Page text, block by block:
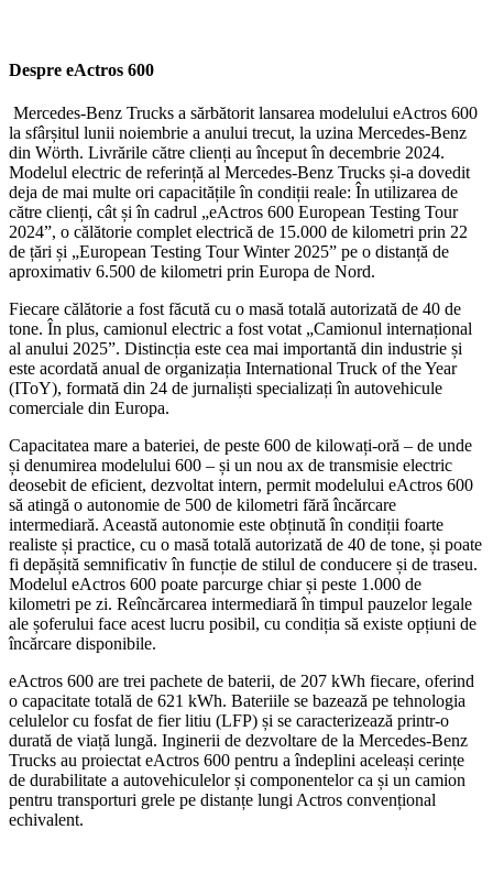
Despre eActros 600
Mercedes-Benz Trucks a sărbătorit lansarea modelului eActros 600
la sfârșitul lunii noiembrie a anului trecut, la uzina Mercedes-Benz
din Wörth. Livrările către clienți au început în decembrie 2024.
Modelul electric de referință al Mercedes-Benz Trucks și-a dovedit
deja de mai multe ori capacitățile în condiții reale: În utilizarea de
către clienți, cât și în cadrul „eActros 600 European Testing Tour
2024”, o călătorie complet electrică de 15.000 de kilometri prin 22
de țări și „European Testing Tour Winter 2025” pe o distanță de
aproximativ 6.500 de kilometri prin Europa de Nord.
Fiecare călătorie a fost făcută cu o masă totală autorizată de 40 de
tone. În plus, camionul electric a fost votat „Camionul internațional
al anului 2025”. Distincția este cea mai importantă din industrie și
este acordată anual de organizația International Truck of the Year
(IToY), formată din 24 de jurnaliști specializați în autovehicule
comerciale din Europa.
Capacitatea mare a bateriei, de peste 600 de kilowați-oră – de unde
și denumirea modelului 600 – și un nou ax de transmisie electric
deosebit de eficient, dezvoltat intern, permit modelului eActros 600
să atingă o autonomie de 500 de kilometri fără încărcare
intermediară. Această autonomie este obținută în condiții foarte
realiste și practice, cu o masă totală autorizată de 40 de tone, și poate
fi depășită semnificativ în funcție de stilul de conducere și de traseu.
Modelul eActros 600 poate parcurge chiar și peste 1.000 de
kilometri pe zi. Reîncărcarea intermediară în timpul pauzelor legale
ale șoferului face acest lucru posibil, cu condiția să existe opțiuni de
încărcare disponibile.
eActros 600 are trei pachete de baterii, de 207 kWh fiecare, oferind
o capacitate totală de 621 kWh. Bateriile se bazează pe tehnologia
celulelor cu fosfat de fier litiu (LFP) și se caracterizează printr-o
durată de viață lungă. Inginerii de dezvoltare de la Mercedes-Benz
Trucks au proiectat eActros 600 pentru a îndeplini aceleași cerințe
de durabilitate a autovehiculelor și componentelor ca și un camion
pentru transporturi grele pe distanțe lungi Actros convențional
echivalent.